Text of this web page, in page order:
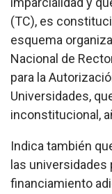
(TC), es
esquema
Nacional de
para la
Universidades,
inconstitucional,
Indica también
las
financiamiento